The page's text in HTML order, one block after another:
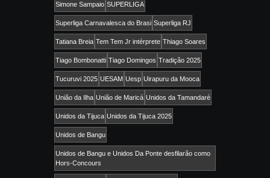
Simone Sampaio SUPERLIGA
Superliga Carnavalesca do Brasi Superliga RJ
Tatiana Breia Tem Tem Jr intérprete Thiago Soares
Tiago Bombonatti Tiago Domingos Tradição 2025
Tucuruvi 2025 UESAM Uesp Uirapuru da Mooca
União da Ilha União de Maricá Unidos da Tamandaré
Unidos da Tijuca Unidos da Tijuca 2025
Unidos de Bangu
Unidos de Bangu e Unidos Da Ponte desfilarão como
Hors-Concours